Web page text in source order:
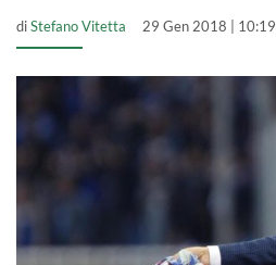
diStefano Vitetta 29 Gen 2018 | 10:19